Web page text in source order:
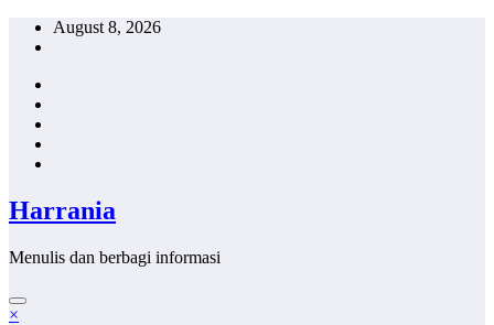
Skip
August 8, 2026
Harrania
Menulis dan berbagi informasi
×